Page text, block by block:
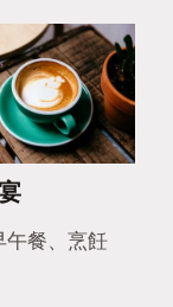
午餐、烹飪